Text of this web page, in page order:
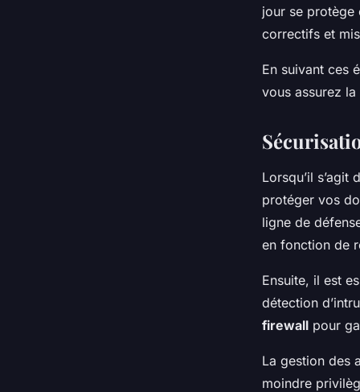
jour se protège
correctifs et
En suivant ces
vous assurez
Lorsqu’il s’agit
protéger vos
ligne de
en fonction de
Ensuite, il est
détection
firewall pour
La gestion des
moindre